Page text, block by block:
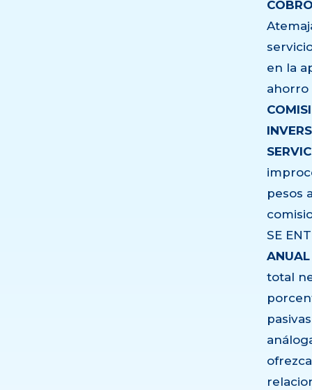
en la
ahorro
pesos
SE
total